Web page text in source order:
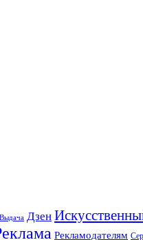
Выдача Дзен
Рекламодателям